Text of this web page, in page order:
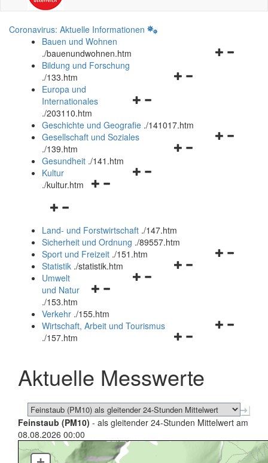
Coronavirus: Aktuelle Informationen
Bauen und Wohnen
./bauenundwohnen.htm
Navigationsmenü
Bildung und Forschung
./133.htm
Navigationsmenü
und
schließen
Europa und
Internationales
./203110.htm
Geschichte und Geografie ./141017.htm
Navigationsmenü
Gesellschaft und Soziales
./139.htm
Navigationsmenü
Gesundheit ./141.htm
Navigationsmenü
Kultur
./kultur.htm
Navigationsmenü
und
schließen
Land- und Forstwirtschaft ./147.htm
Sicherheit und Ordnung ./89557.htm
Navigationsmenü
Sport und Freizeit ./151.htm
Navigationsmenü
Statistik ./statistik.htm
Navigationsmenü
und
schließen
Umwelt
und Natur
./153.htm
Verkehr ./155.htm
Navigationsmenü
schließen
Wirtschaft, Arbeit und Tourismus
./157.htm
Aktuelle Messwerte
Feinstaub (PM10) - als gleitender 24-Stunden Mittelwert am
08.08.2026 00:00